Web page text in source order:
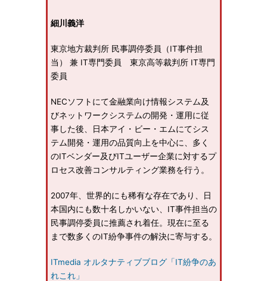
細川義洋
東京地方裁判所 民事調停委員（IT事件担
当） 兼 IT専門委員 東京高等裁判所 IT専門
委員
NECソフトにて金融業向け情報システム及
びネットワークシステムの開発・運用に従
事した後、日本アイ・ビー・エムにてシス
テム開発・運用の品質向上を中心に、多く
のITベンダー及びITユーザー企業に対するプ
ロセス改善コンサルティング業務を行う。
2007年、世界的にも稀有な存在であり、日
本国内にも数十名しかいない、IT事件担当の
民事調停委員に推薦され着任。現在に至る
まで数多くのIT紛争事件の解決に寄与する。
ITmedia オルタナティブブログ「IT紛争のあ
れこれ」